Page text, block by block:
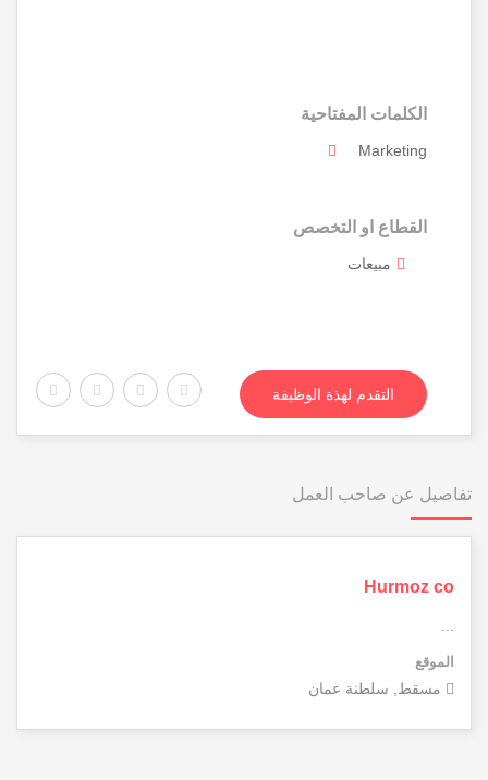
الكلمات المفتاحية
Marketing
القطاع او التخصص
مبيعات
التقدم لهذة الوظيفة
تفاصيل عن صاحب العمل
Hurmoz co
الموقع
مسقط, سلطنة عمان